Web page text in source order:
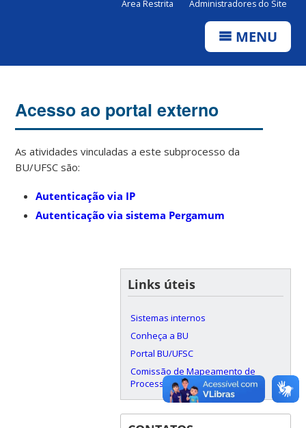
Área Restrita Administradores do Site
MENU
Acesso ao portal externo
As atividades vinculadas a este subprocesso da
BU/UFSC são:
Autenticação via IP
Autenticação via sistema Pergamum
Links úteis
Sistemas internos
Conheça a BU
Portal BU/UFSC
Comissão de Mapeamento de
Processos